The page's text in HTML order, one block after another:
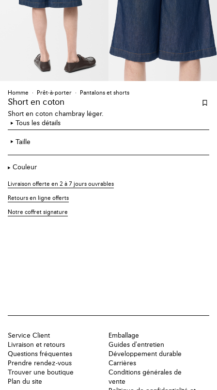
Homme Prêt-à-porter Pantalons et shorts
Short en coton
Short en coton chambray léger.
Tous les détails
Taille
Couleur
Livraison offerte en 2 à 7 jours ouvrables
Retours en ligne offerts
Notre coffret signature
Service Client
Livraison et retours
Questions fréquentes
Prendre rendez-vous
Trouver une boutique
Plan du site
Emballage
Guides d'entretien
Développement durable
Carrières
Conditions générales de
vente